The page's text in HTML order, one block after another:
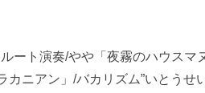
ート演奏/やや「夜霧のハウス
ニアン」/バカリズム”いとう